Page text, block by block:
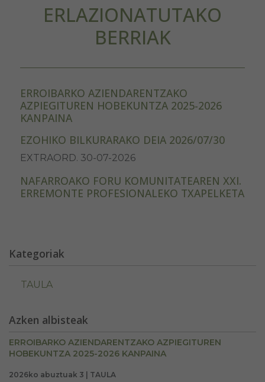
ERLAZIONATUTAKO
BERRIAK
ERROIBARKO AZIENDARENTZAKO
AZPIEGITUREN HOBEKUNTZA 2025-2026
KANPAINA
EZOHIKO BILKURARAKO DEIA 2026/07/30
EXTRAORD. 30-07-2026
NAFARROAKO FORU KOMUNITATEAREN XXI.
ERREMONTE PROFESIONALEKO TXAPELKETA
Kategoriak
TAULA
Azken albisteak
ERROIBARKO AZIENDARENTZAKO AZPIEGITUREN
HOBEKUNTZA 2025-2026 KANPAINA
2026ko abuztuak 3 | TAULA